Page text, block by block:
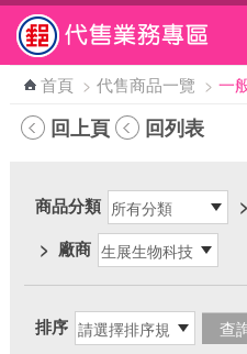
跳到主要內容區塊
首頁 > 代售商品一覽 > 一
回上頁 回列表
商品分類 >
> 廠商
排序